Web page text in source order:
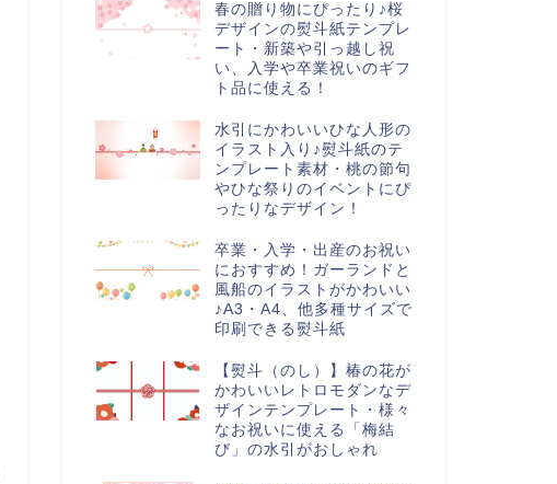
春の贈り物にぴったり♪桜
デザインの熨斗紙テンプレ
ート・新築や引っ越し祝
い、入学や卒業祝いのギフ
ト品に使える！
水引にかわいいひな人形の
イラスト入り♪熨斗紙のテ
ンプレート素材・桃の節句
やひな祭りのイベントにぴ
ったりなデザイン！
卒業・入学・出産のお祝い
におすすめ！ガーランドと
風船のイラストがかわいい
♪A3・A4、他多種サイズで
印刷できる熨斗紙
【熨斗（のし）】椿の花が
かわいいレトロモダンなデ
ザインテンプレート・様々
なお祝いに使える「梅結
び」の水引がおしゃれ